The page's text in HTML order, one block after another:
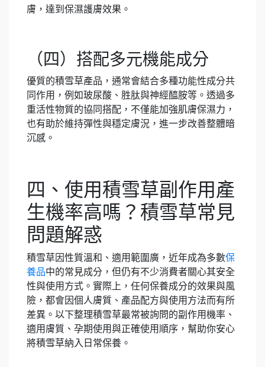
膚，達到保濕護膚效果。
（四）搭配多元機能成分
優質的積雪草產品，通常會結合多種功能性成分共
同作用，例如玻尿酸、胜肽與神經醯胺等。透過多
重活性物質的協同搭配，不僅能加強肌膚保濕力，
也有助於維持彈性與穩定膚況，進一步改善整體暗
沉感。
四、使用積雪草副作用產
生機率高嗎？積雪草常見
問題解惑
積雪草因性質溫和、適用範圍廣，近年成為多數保
養品中的常見成分，但仍有不少消費者關心其安全
性與使用方式。實際上，任何保養成分的效果與風
險，都會因個人膚質、產品配方與使用方法而有所
差異。以下整理積雪草最常被詢問的副作用機率、
適用膚質、孕期使用與正確使用順序，幫助你安心
將積雪草納入日常保養。